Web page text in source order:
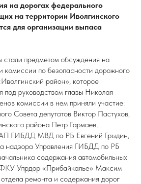
на дорогах федерального
на территории Иволгинского
для организации выпаса
стали предметом обсуждения на
комиссии по безопасности дорожного
район», которое
под руководством главы Николая
комиссии в нем приняли участие:
Совета депутатов Виктор Пастухов,
района Петр Гармаев,
ГИБДД МВД по РБ Евгений Грыдин,
надзора Управления ГИБДД по РБ
содержания автомобильных
Упрдор «Прибайкалье» Максим
ремонта и содержания дорог